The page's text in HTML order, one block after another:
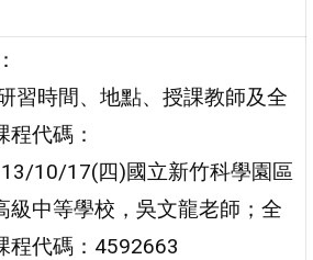
習時間、地點、授課教師及全
程代碼：
10/17(四)國立新竹科學園區
級中等學校，吳文龍老師；全
程代碼：4592663